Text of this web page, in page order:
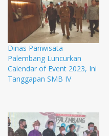
Dinas Pariwisata
Palembang Luncurkan
Calendar of Event 2023, Ini
Tanggapan SMB IV